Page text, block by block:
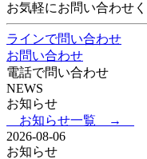
お気軽にお問い合わせく
ラインで問い合わせ
お問い合わせ
電話で問い合わせ
NEWS
お知らせ
お知らせ一覧 →
2026-08-06
お知らせ